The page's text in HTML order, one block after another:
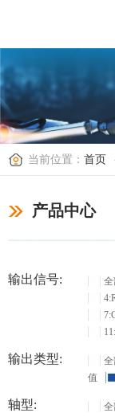
当前位置： 首页
产品中心
输出信号:
输出类型:
值
轴型: